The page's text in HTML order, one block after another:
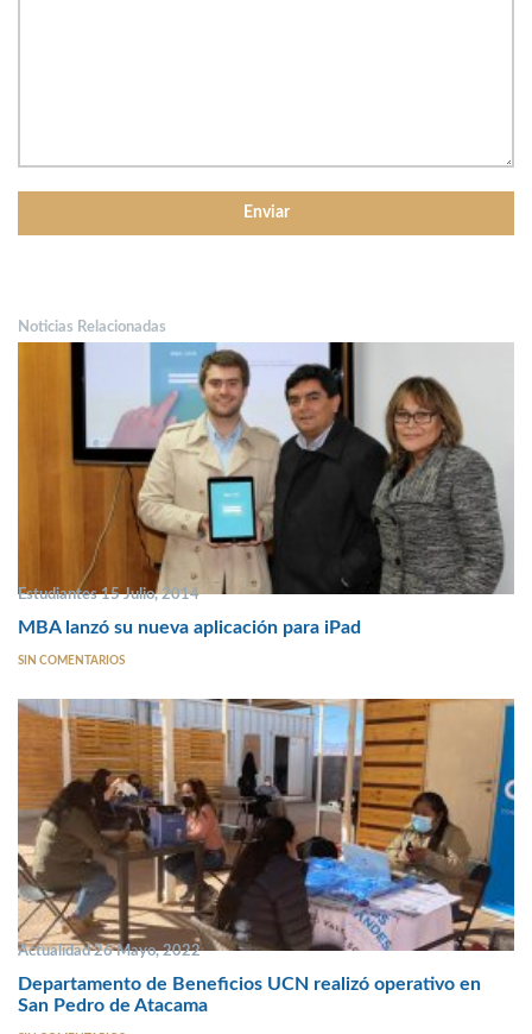
Noticias Relacionadas
Estudiantes 15 Julio, 2014
MBA lanzó su nueva aplicación para iPad
SIN COMENTARIOS
Actualidad 26 Mayo, 2022
Departamento de Beneficios UCN realizó operativo en
San Pedro de Atacama